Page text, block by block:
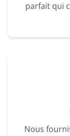
parfait qui
Nous